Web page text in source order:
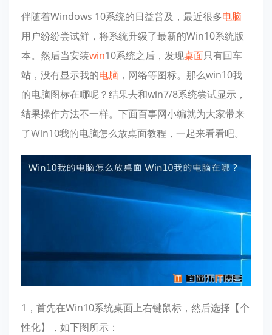
伴随着Windows 10系统的日益普及，最近很多电脑
用户纷纷尝试鲜，将系统升级了最新的Win10系统版
本。然后当安装win10系统之后，发现桌面只有回车
站，没有显示我的电脑 ，网络等图标。那么win10我
的电脑图标在哪呢？结果去和win7/8系统尝试显示，
结果操作方法不一样。下面百事网小编就为大家带来
了Win10我的电脑怎么放桌面教程，一起来看看吧。
1，首先在Win10系统桌面上右键鼠标，然后选择【个
性化】，如下图所示：